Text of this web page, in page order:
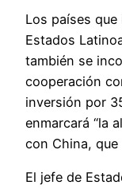
Los países
Estados
también se
cooperación
inversión por
enmarcará “la
con China, que
El jefe de